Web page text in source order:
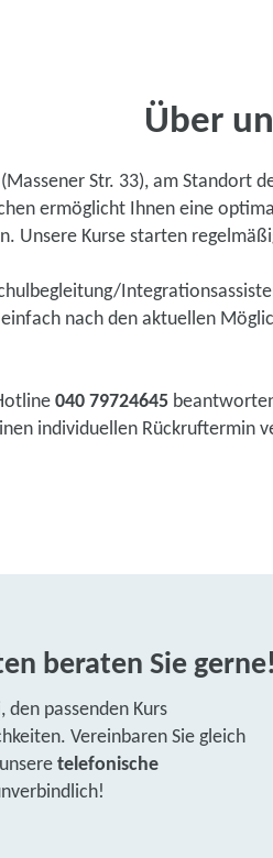
Über
(Massener Str. 33), am Standort
ermöglicht Ihnen eine
Unsere Kurse starten
nach den aktuellen
040 79724645
individuellen Rückruftermin
beraten Sie gerne!
passenden Kurs
Vereinbaren Sie gleich
telefonische